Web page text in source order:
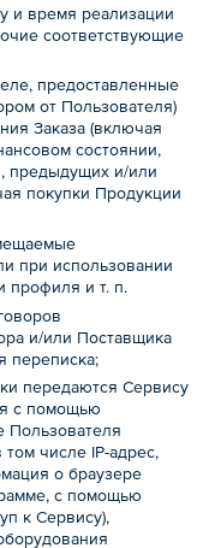
и время реализации
соответствующие
предоставленные
от Пользователя)
Заказа (включая
состоянии,
предыдущих и/или
покупки Продукции
при использовании
профиля и т. п.
и/или Поставщика
переписка;
передаются Сервису
с помощью
Пользователя
числе IP-адрес,
о браузере
с помощью
к Сервису),